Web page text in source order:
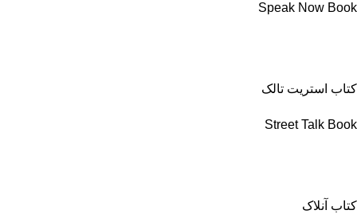
Speak Now Book
کتاب استریت تالک
Street Talk Book
کتاب آنلاک